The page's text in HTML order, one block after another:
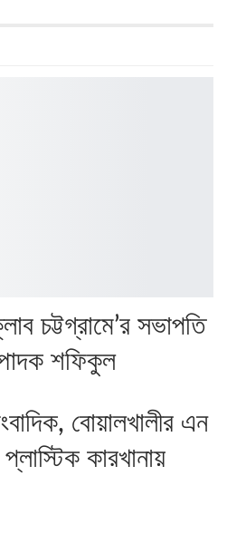
চট্টগ্রামে’র সভাপতি
শফিকুল
বোয়ালখালীর এন
কারখানায়